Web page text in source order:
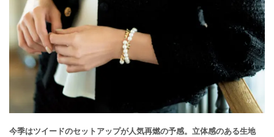
今季はツイードのセットアップが人気再燃の予感。立体感のある生地